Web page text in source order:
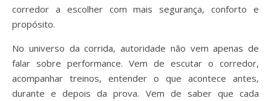
corredor a escolher com mais segurança, conforto e
propósito.
No universo da corrida, autoridade não vem apenas de
falar sobre performance. Vem de escutar o corredor,
acompanhar treinos, entender o que acontece antes,
durante e depois da prova. Vem de saber que cada